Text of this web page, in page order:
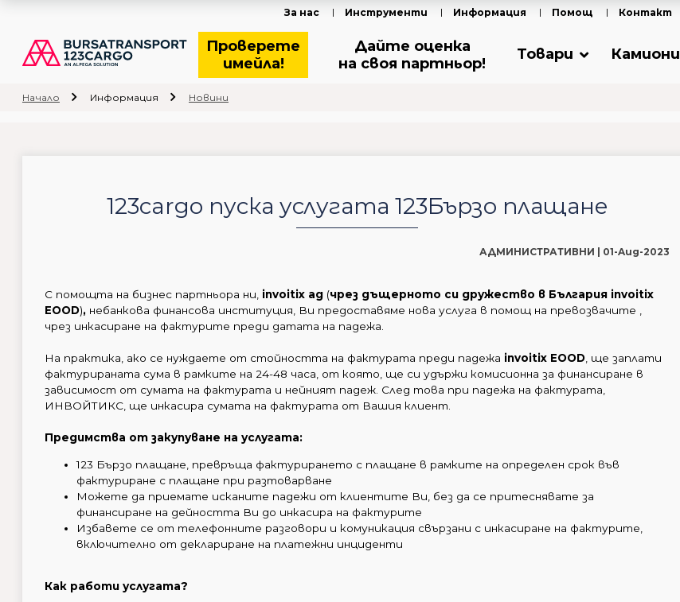
За нас Инструменти Информация Помощ Контакт
Проверете
имейла!
Дайте оценка
на своя партньор!
Товари Камиони
Начало Информация Новини
123cargo пуска услугата 123Бързо плащане
АДМИНИСТРАТИВНИ | 01-Aug-2023
С помощта на бизнес партньора ни, invoitix ag(чрез дъщерното си дружество в България invoitix
EOOD),небанкова финансова институция, Ви предоставяме нова услуга в помощ на превозвачите ,
чрез инкасиране на фактурите преди датата на падежа.
На практика, ако се нуждаете от стойността на фактурата преди падежа invoitix EOOD, ще заплати
фактурираната сума в рамките на 24-48 часа, от която, ще си удържи комисионна за финансиране в
зависимост от сумата на фактурата и нейният падеж. След това при падежа на фактурата,
ИНВОЙТИКС, ще инкасира сумата на фактурата от Вашия клиент.
Предимства от закупуване на услугата:
123 Бързо плащане, превръща фактурирането с плащане в рамките на определен срок във
фактуриране с плащане при разтоварване
Можете да приемате исканите падежи от клиентите Ви, без да се притеснявате за
финансиране на дейността Ви до инкасира на фактурите
Избавете се от телефонните разговори и комуникация свързани с инкасиране на фактурите,
включително от деклариране на платежни инциденти
Как работи услугата?